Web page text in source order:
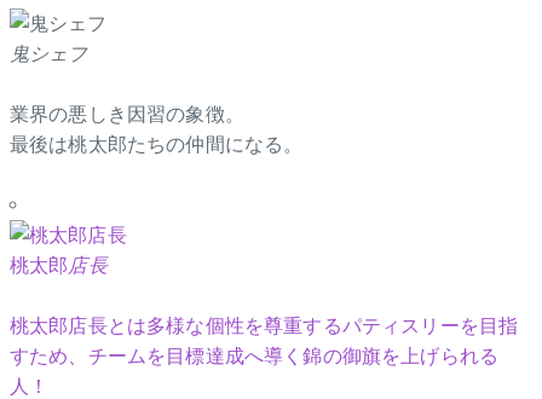
鬼シェフ
業界の悪しき因習の象徴。
最後は桃太郎たちの仲間になる。
桃太郎店長
桃太郎店長とは多様な個性を尊重するパティスリーを目指
すため、チームを目標達成へ導く錦の御旗を上げられる
人！